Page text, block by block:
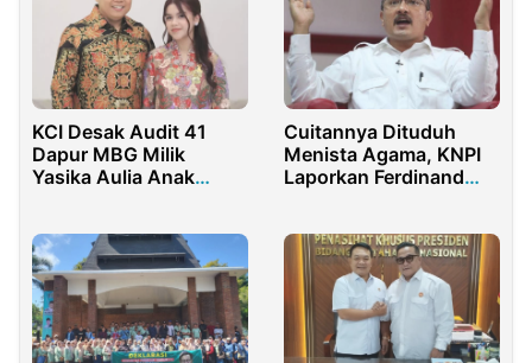
KCI Desak Audit 41
Dapur MBG Milik
Yasika Aulia Anak
Ditangkap
Cuitannya Dituduh
Menista Agama, KNPI
Laporkan Ferdinand